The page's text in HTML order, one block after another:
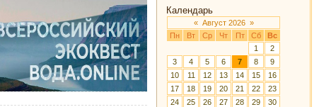
Календарь
« Август 2026 »
Пн
Вт Ср Чт Пт Сб
Вс
1
2
3
4 5 6 7 8
9
10
11 12 13 14 15
16
17
18 19 20 21 22
23
24
25 26 27 28 29
30